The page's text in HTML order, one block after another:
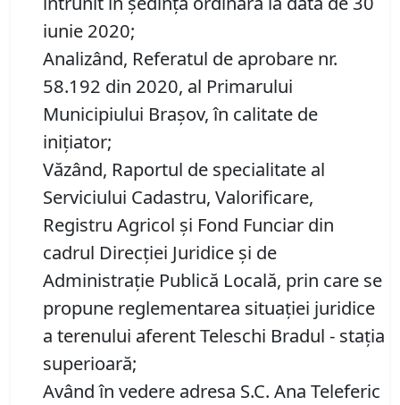
iunie 2020;
Analizând, Referatul de aprobare nr.
58.192 din 2020, al Primarului
Municipiului Brașov, în calitate de
inițiator;
Văzând, Raportul de specialitate al
Serviciului Cadastru, Valorificare,
Registru Agricol şi Fond Funciar din
cadrul Direcţiei Juridice şi de
Administraţie Publică Locală, prin care se
propune reglementarea situației juridice
a terenului aferent Teleschi Bradul - stația
superioară;
Având în vedere adresa S.C. Ana Teleferic